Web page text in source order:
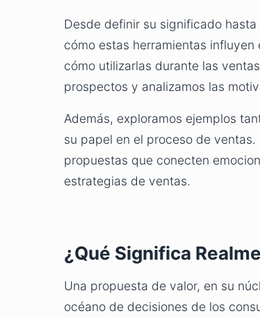
Desde definir su significado
cómo estas herramientas
cómo utilizarlas durante las
prospectos y analizamos las
Además, exploramos ejemplos
su papel en el proceso de
propuestas que conecten
estrategias de ventas.
¿Qué Significa
Una propuesta de valor, en su
océano de decisiones de los